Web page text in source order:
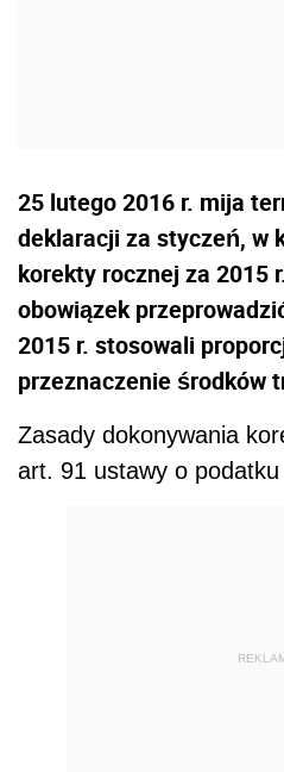
25 lutego 2016 r. mija
deklaracji za styczeń, w
korekty rocznej za 2015
obowiązek
2015 r. stosowali
przeznaczenie środków
Zasady dokonywania
art. 91 ustawy o podatku